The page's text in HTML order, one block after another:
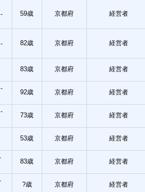
-
59歳 京都府 経営者
-
82歳 京都府 経営者
83歳 京都府 経営者
92歳 京都府 経営者
73歳 京都府 経営者
53歳 京都府 経営者
83歳 京都府 経営者
?歳 京都府 経営者